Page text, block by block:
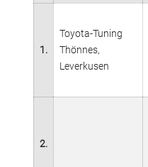
1.
Toyota-Tuning
Thönnes,
Leverkusen
2.